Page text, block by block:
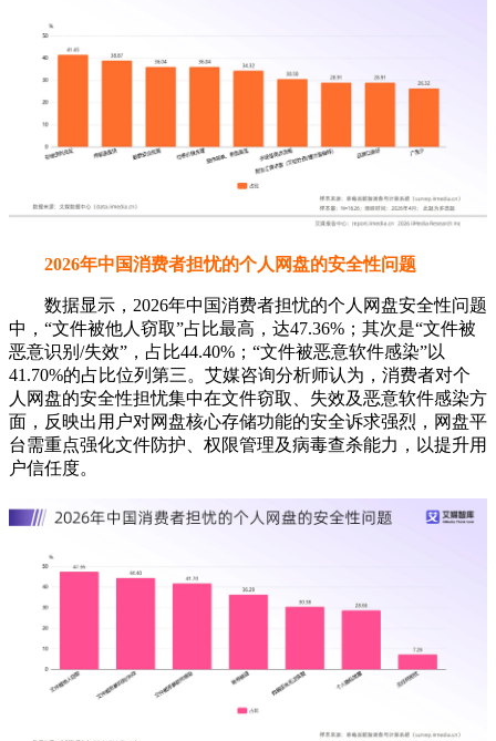
2026年中国消费者担忧的个人网盘的安全性问题
数据显示，2026年中国消费者担忧的个人网盘安全性问题
中，“文件被他人窃取”占比最高，达47.36%；其次是“文件被
恶意识别/失效”，占比44.40%；“文件被恶意软件感染”以
41.70%的占比位列第三。艾媒咨询分析师认为，消费者对个
人网盘的安全性担忧集中在文件窃取、失效及恶意软件感染方
面，反映出用户对网盘核心存储功能的安全诉求强烈，网盘平
台需重点强化文件防护、权限管理及病毒查杀能力，以提升用
户信任度。